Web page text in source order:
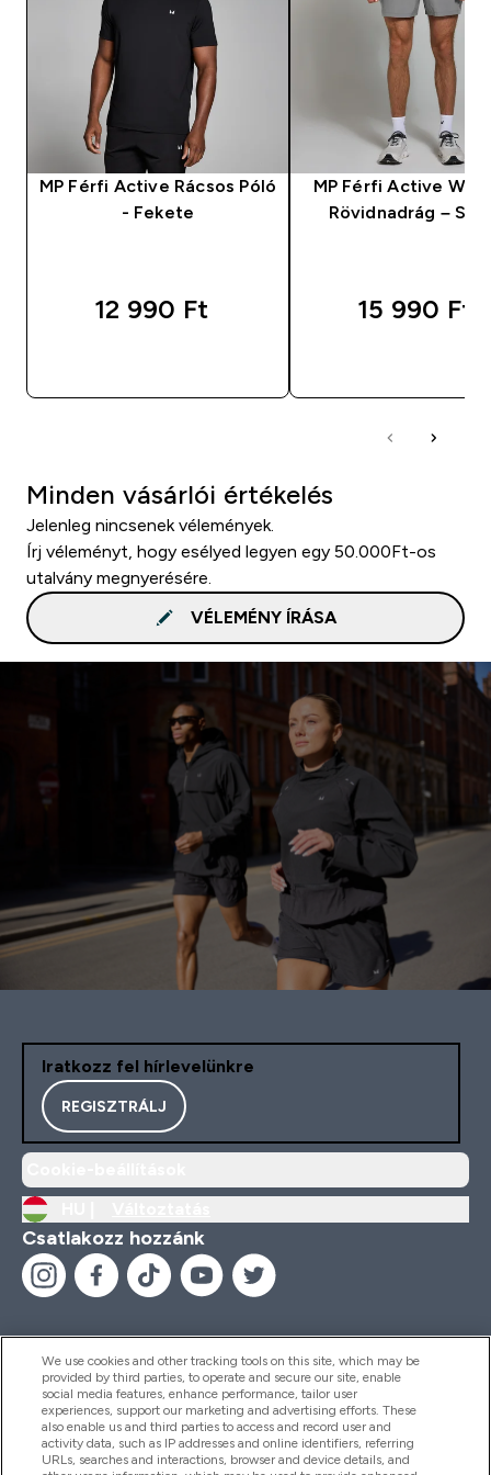
MP Férfi Active Rácsos Póló
- Fekete
12 990 Ft‎
MP Férfi Active
Rövidnadrág –
15 990 Ft‎
Minden vásárlói értékelés
Jelenleg nincsenek vélemények.
Írj véleményt, hogy esélyed legyen egy 50.000Ft-os
utalvány megnyerésére.
VÉLEMÉNY ÍRÁSA
Iratkozz fel hírlevelünkre
REGISZTRÁLJ
Csatlakozz hozzánk
Segítség És Információ
Termékek
We use cookies and other tracking tools on this site, which may be
provided by third parties, to operate and secure our site, enable
social media features, enhance performance, tailor user
experiences, support our marketing and advertising efforts. These
also enable us and third parties to access and record user and
activity data, such as IP addresses and online identifiers, referring
URLs, searches and interactions, browser and device details, and